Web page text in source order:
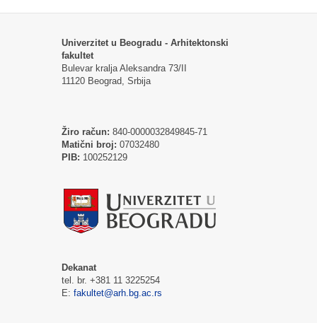
Univerzitet u Beogradu - Arhitektonski
fakultet
Bulevar kralja Aleksandra 73/II
11120 Beograd, Srbija
Žiro račun: 840-0000032849845-71
Matični broj: 07032480
PIB: 100252129
Dekanat
tel. br. +381 11 3225254
E: fakultet@arh.bg.ac.rs